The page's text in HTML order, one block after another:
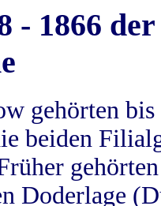
- 1866
gehörten
beiden
Doderlage